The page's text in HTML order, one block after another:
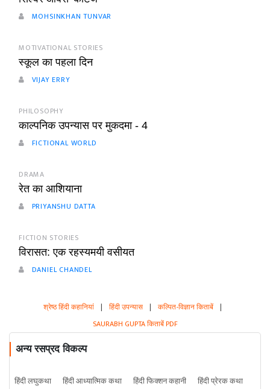
MOHSINKHAN TUNVAR
MOTIVATIONAL STORIES
स्कूल का पहला दिन
VIJAY ERRY
PHILOSOPHY
काल्पनिक उपन्यास पर मुकदमा - 4
FICTIONAL WORLD
DRAMA
रेत का आशियाना
PRIYANSHU DATTA
FICTION STORIES
विरासत: एक रहस्यमयी वसीयत
DANIEL CHANDEL
श्रेष्ठ हिंदी कहानियां | हिंदी उपन्यास | कल्पित-विज्ञान किताबें |
SAURABH GUPTA किताबें PDF
अन्य रसप्रद विकल्प
हिंदी लघुकथा हिंदी आध्यात्मिक कथा हिंदी फिक्शन कहानी
हिंदी प्रेरक कथा